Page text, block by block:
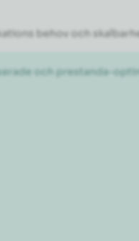
behov och
och prestanda-